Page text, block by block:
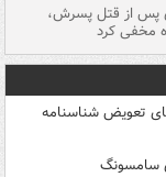
پس از قتل پسرش،
مخفی کرد
تعویض شناسنامه
سامسونگ